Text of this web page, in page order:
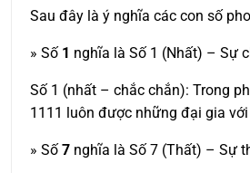
Sau đây là ý nghĩa các con số
» Số 1 nghĩa là Số 1 (Nhất) – Sự
Số 1 (nhất – chắc chắn): Trong
1111 luôn được những đại gia
» Số 7 nghĩa là Số 7 (Thất) – Sự